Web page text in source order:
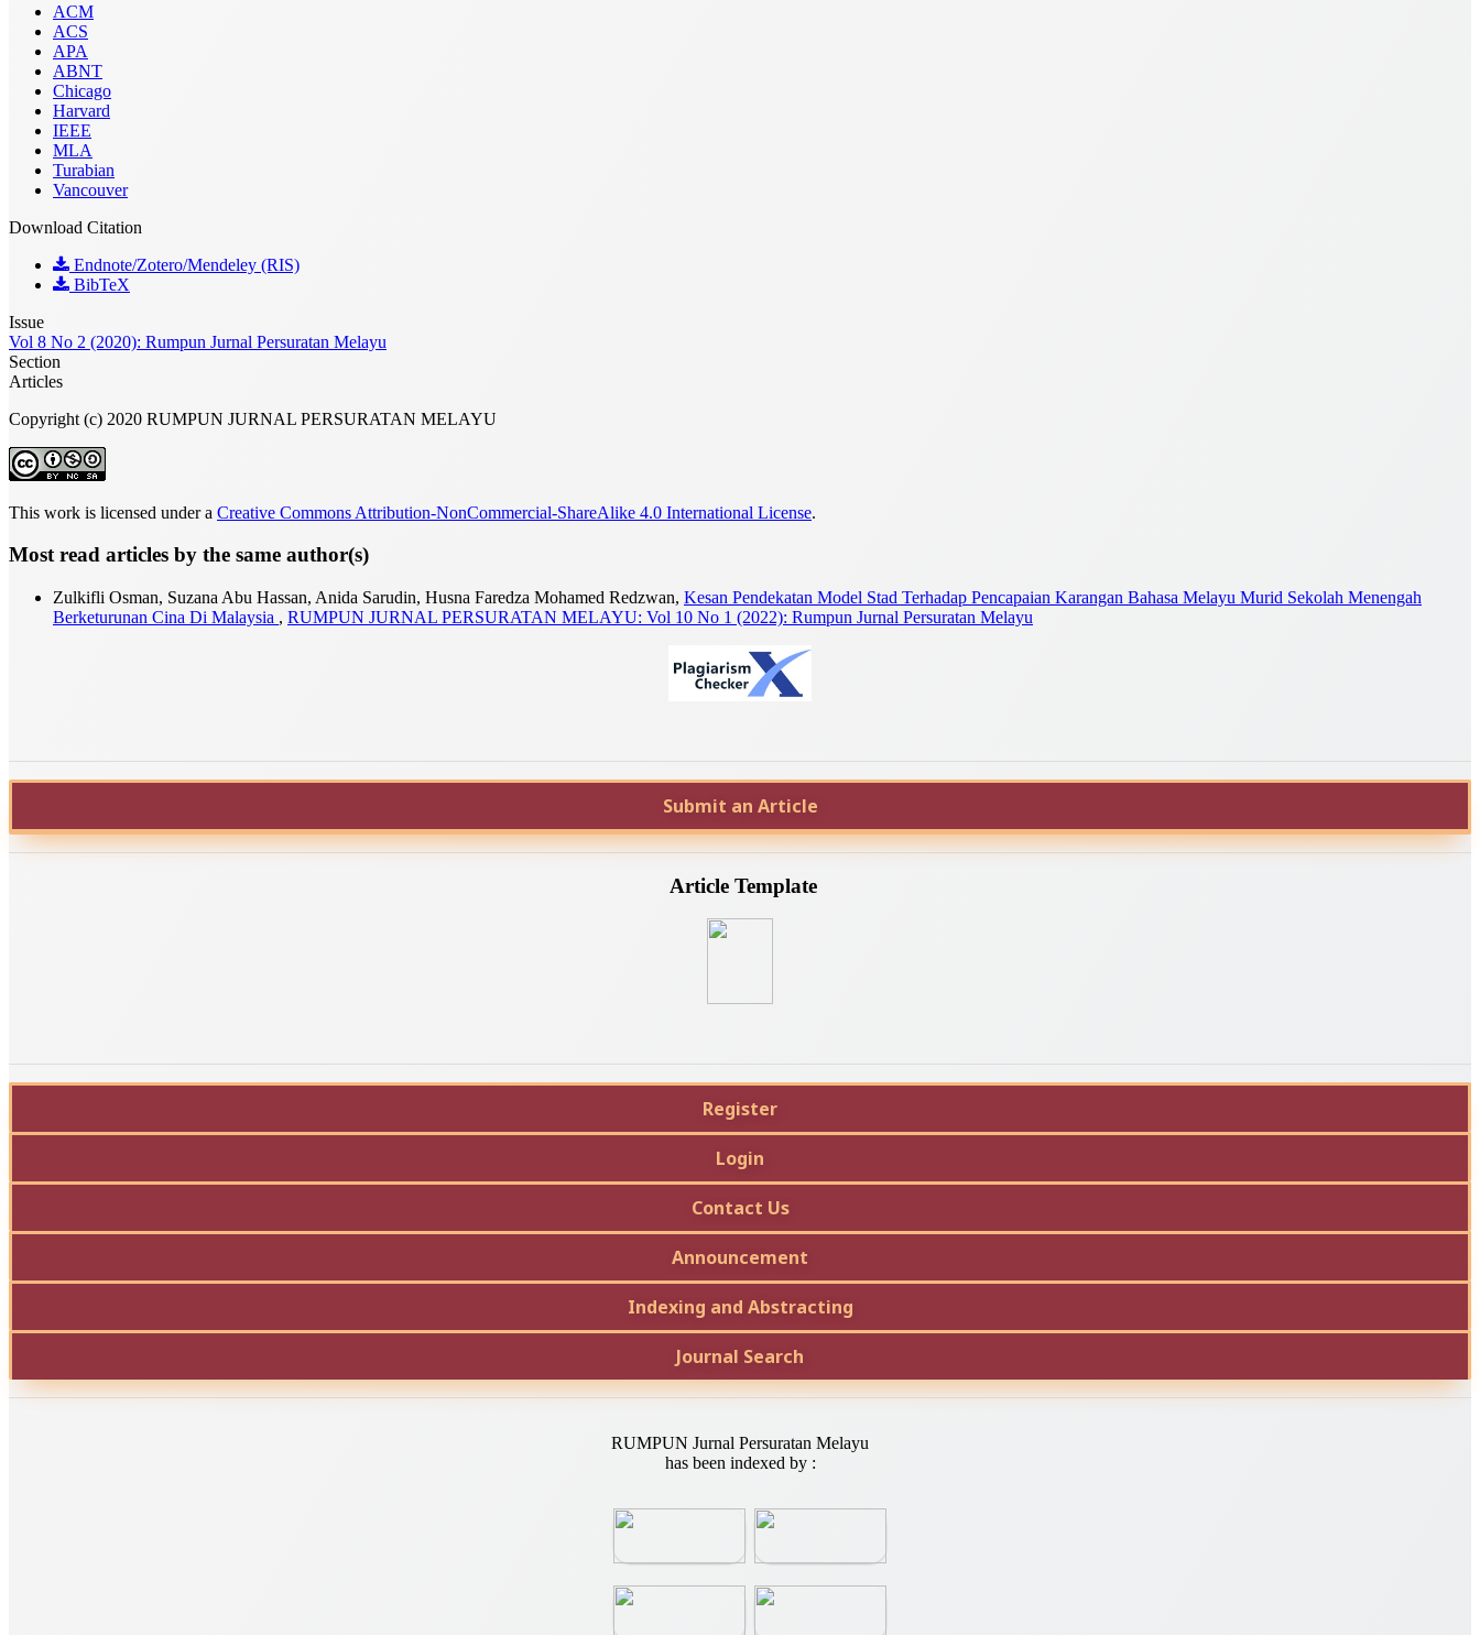
ACM
ACS
APA
ABNT
Chicago
Harvard
IEEE
MLA
Turabian
Vancouver
Download Citation
Endnote/Zotero/Mendeley (RIS)
BibTeX
Issue
Vol 8 No 2 (2020): Rumpun Jurnal Persuratan Melayu
Section
Articles
Copyright (c) 2020 RUMPUN JURNAL PERSURATAN MELAYU
This work is licensed under a Creative Commons Attribution-NonCommercial-ShareAlike 4.0 International License.
Most read articles by the same author(s)
Zulkifli Osman, Suzana Abu Hassan, Anida Sarudin, Husna Faredza Mohamed Redzwan, Kesan Pendekatan Model Stad Terhadap Pencapaian Karangan Bahasa Melayu Murid Sekolah Menengah
Berketurunan Cina Di Malaysia , RUMPUN JURNAL PERSURATAN MELAYU: Vol 10 No 1 (2022): Rumpun Jurnal Persuratan Melayu
Submit an Article
Article Template
Register
Login
Contact Us
Announcement
Indexing and Abstracting
Journal Search
RUMPUN Jurnal Persuratan Melayu
has been indexed by :